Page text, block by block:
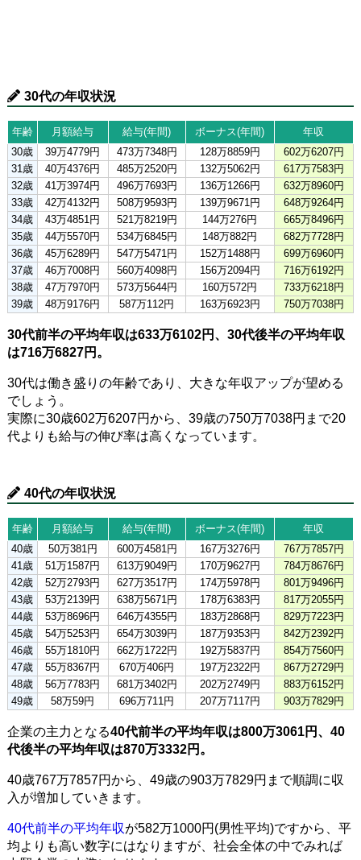
30代の年収状況
年齢 月額給与 給与(年間) ボーナス(年間)
年収
30歳
39万4779円 473万7348円 128万8859円
602万6207円
31歳
40万4376円 485万2520円 132万5062円
617万7583円
32歳
41万3974円 496万7693円 136万1266円
632万8960円
33歳
42万4132円 508万9593円 139万9671円
648万9264円
34歳
43万4851円 521万8219円 144万276円
665万8496円
35歳
44万5570円 534万6845円 148万882円
682万7728円
36歳
45万6289円 547万5471円 152万1488円
699万6960円
37歳
46万7008円 560万4098円 156万2094円
716万6192円
38歳
47万7970円 573万5644円 160万572円
733万6218円
39歳
48万9176円 587万112円 163万6923円 750万7038円
30代前半の平均年収は633万6102円、30代後半の平均年収
は716万6827円。
30代は働き盛りの年齢であり、大きな年収アップが望める
でしょう。
実際に30歳602万6207円から、39歳の750万7038円まで20
代よりも給与の伸び率は高くなっています。
40代の年収状況
年齢 月額給与 給与(年間) ボーナス(年間)
年収
40歳
50万381円 600万4581円 167万3276円
767万7857円
41歳
51万1587円 613万9049円 170万9627円
784万8676円
42歳
52万2793円 627万3517円 174万5978円
801万9496円
43歳
53万2139円 638万5671円 178万6383円
817万2055円
44歳
53万8696円 646万4355円 183万2868円
829万7223円
45歳
54万5253円 654万3039円 187万9353円
842万2392円
46歳
55万1810円 662万1722円 192万5837円
854万7560円
47歳
55万8367円 670万406円 197万2322円
867万2729円
48歳
56万7783円 681万3402円 202万2749円
883万6152円
49歳
58万59円 696万711円 207万7117円 903万7829円
企業の主力となる40代前半の平均年収は800万3061円、40
代後半の平均年収は870万3332円。
40歳767万7857円から、49歳の903万7829円まで順調に収
入が増加していきます。
40代前半の平均年収が582万1000円(男性平均)ですから、平
均よりも高い数字にはなりますが、社会全体の中でみれば